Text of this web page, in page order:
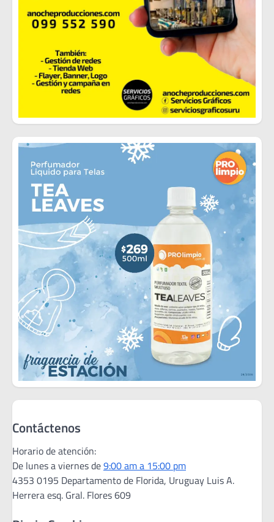
Contáctenos
Horario de atención:
De lunes a viernes de9:00 am a 15:00 pm
4353 0195 Departamento de Florida, Uruguay Luis A.
Herrera esq. Gral. Flores 609